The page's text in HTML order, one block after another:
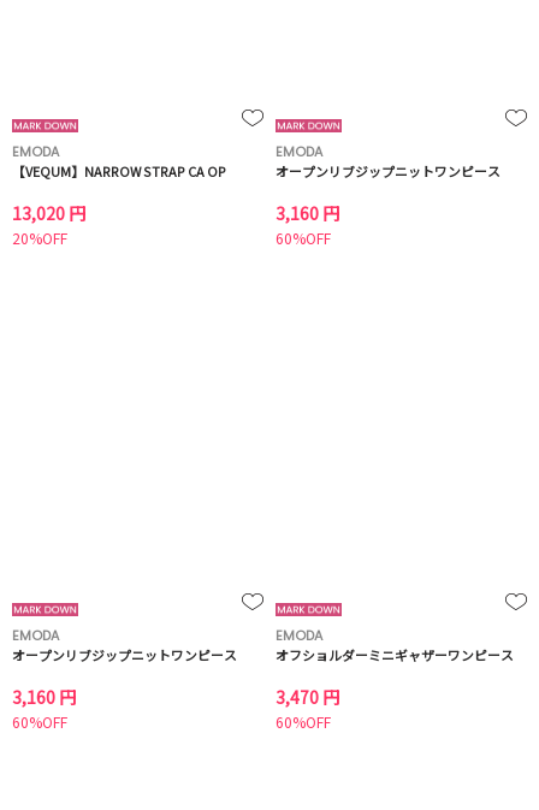
EMODA
【VEQUM】NARROW STRAP CA OP
13,020 円
20%OFF
EMODA
オープンリブジップニットワンピース
3,160 円
60%OFF
EMODA
オープンリブジップニットワンピース
3,160 円
60%OFF
EMODA
オフショルダーミニギャザーワンピース
3,470 円
60%OFF